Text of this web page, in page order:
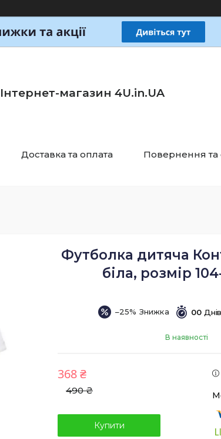
Інтернет-магазин 4U.in.UA
Доставка та оплата Повернення та
Футболка дитяча
біла, розмір
–25% 00 Днів
В наявності
490 ₴
368 ₴
Купити